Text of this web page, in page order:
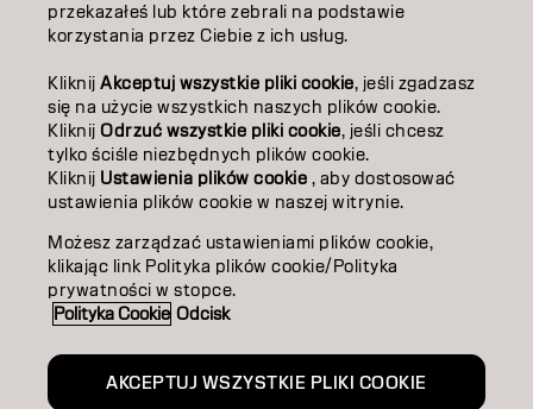
SKONTAKTUJ SIĘ Z NAMI
KontaktPolityka prywatności
Polityka dotycząca plików cookieWarunki użytkowania
Dostępność
Zaangażowanie na rzecz zrównoważonego rozwoju
PO | Polish
przekazałeś lub które zebrali na podstawie
korzystania przez Ciebie z ich usług.
KliknijAkceptuj wszystkie pliki cookie, jeśli zgadzasz
się na użycie wszystkich naszych plików cookie.
KliknijOdrzuć wszystkie pliki cookie, jeśli chcesz
tylko ściśle niezbędnych plików cookie.
Kliknij Ustawienia plików cookie , aby dostosować
ustawienia plików cookie w naszej witrynie.
Możesz zarządzać ustawieniami plików cookie,
klikając link Polityka plików cookie/Polityka
prywatności w stopce.
Polityka Cookie Odcisk
AKCEPTUJ WSZYSTKIE PLIKI COOKIE